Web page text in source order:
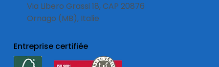
Via Libero Grassi 18, CAP 20876
Ornago (MB), Italie
Entreprise certifiée